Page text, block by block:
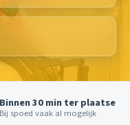
Binnen 30 min ter plaatse
Bij spoed vaak al mogelijk